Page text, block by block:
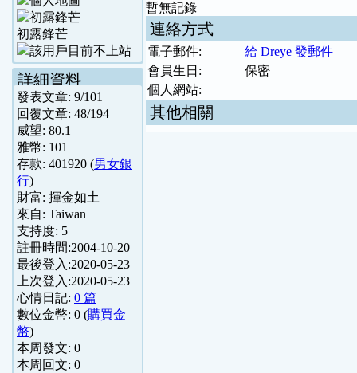
初露鋒芒
詳細資料
發表文章: 9/101
回覆文章: 48/194
威望: 80.1
雅幣: 101
存款: 401920 (男女銀
行)
財富: 揮金如土
來自: Taiwan
支持度: 5
註冊時間:2004-10-20
最後登入:2020-05-23
上次登入:2020-05-23
心情日記: 0 篇
數位金幣: 0 (購買金
幣)
本周發文: 0
本周回文: 0
暫無記錄
連絡方式
電子郵件:
給 Dreye 發郵件
會員生日:
保密
個人網站:
其他相關